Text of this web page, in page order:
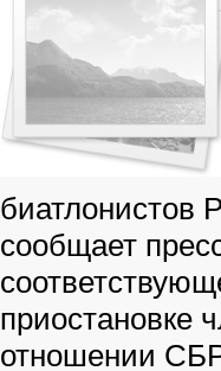
биатлонистов
сообщает
приостановке
отношении